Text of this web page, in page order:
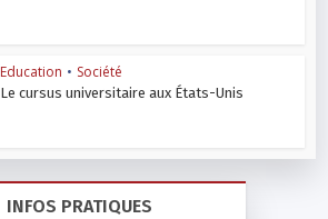
Education • Société
Le cursus universitaire aux États-Unis
INFOS PRATIQUES